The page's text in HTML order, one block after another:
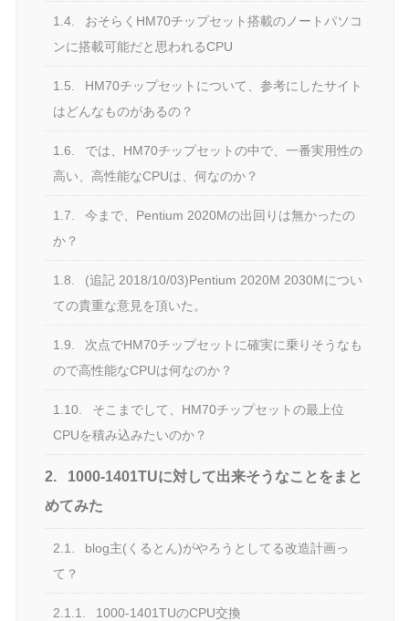
1.4.
おそらくHM70チップセット搭載のノートパソコ
ンに搭載可能だと思われるCPU
1.5.
HM70チップセットについて、参考にしたサイト
はどんなものがあるの？
1.6.
では、HM70チップセットの中で、一番実用性の
高い、高性能なCPUは、何なのか？
1.7.
今まで、Pentium 2020Mの出回りは無かったの
か？
1.8.
(追記 2018/10/03)Pentium 2020M 2030Mについ
ての貴重な意見を頂いた。
1.9.
次点でHM70チップセットに確実に乗りそうなも
ので高性能なCPUは何なのか？
1.10.
そこまでして、HM70チップセットの最上位
CPUを積み込みたいのか？
2.
1000-1401TUに対して出来そうなことをまと
めてみた
2.1.
blog主(くるとん)がやろうとしてる改造計画っ
て？
2.1.1. 1000-1401TUのCPU交換